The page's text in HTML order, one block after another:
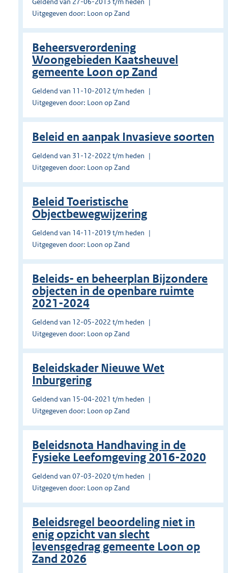
Uitgegeven door: Loon op Zand
Beheersverordening
Woongebieden Kaatsheuvel
gemeente Loon op Zand
Geldend van 11-10-2012 t/m heden
Uitgegeven door: Loon op Zand
Beleid en aanpak Invasieve soorten
Geldend van 31-12-2022 t/m heden
Uitgegeven door: Loon op Zand
Beleid Toeristische
Objectbewegwijzering
Geldend van 14-11-2019 t/m heden
Uitgegeven door: Loon op Zand
Beleids- en beheerplan Bijzondere
objecten in de openbare ruimte
2021-2024
Geldend van 12-05-2022 t/m heden
Uitgegeven door: Loon op Zand
Beleidskader Nieuwe Wet
Inburgering
Geldend van 15-04-2021 t/m heden
Uitgegeven door: Loon op Zand
Beleidsnota Handhaving in de
Fysieke Leefomgeving 2016-2020
Geldend van 07-03-2020 t/m heden
Uitgegeven door: Loon op Zand
Beleidsregel beoordeling niet in
enig opzicht van slecht
levensgedrag gemeente Loon op
Zand 2026